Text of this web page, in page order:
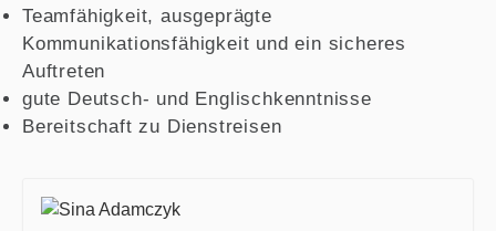
Teamfähigkeit, ausgeprägte
Kommunikationsfähigkeit und ein sicheres
Auftreten
gute Deutsch- und Englischkenntnisse
Bereitschaft zu Dienstreisen